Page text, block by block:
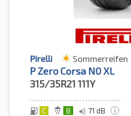
Pirelli Sommerreifen
P Zero Corsa N0 XL
315/35R21 111Y
C B 71 dB